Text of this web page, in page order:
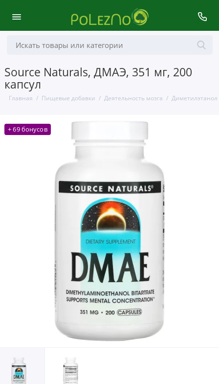
Source Naturals, ДМАЭ, 351 мг, 200
капсул
Главная Пищевые добавки Деятельность мозга
+ 69 бонусов